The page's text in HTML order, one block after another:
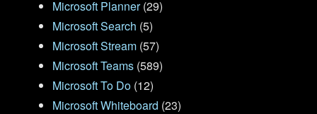
Microsoft Planner(29)
Microsoft Search (5)
Microsoft Stream (57)
Microsoft Teams (589)
Microsoft To Do (12)
Microsoft Whiteboard (23)